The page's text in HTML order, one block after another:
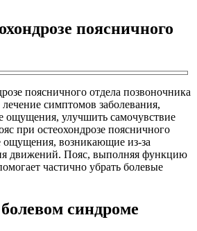
поясничного
поясничного отдела позвоночника
симптомов заболевания,
ощущения, улучшить самочувствие
при остеохондрозе поясничного
ощущения, возникающие из-за
движений. Пояс, выполняя функцию
частично убрать болевые
синдроме